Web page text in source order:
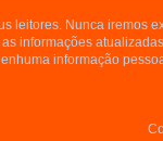
leitores. Nunca iremos
informações
informação